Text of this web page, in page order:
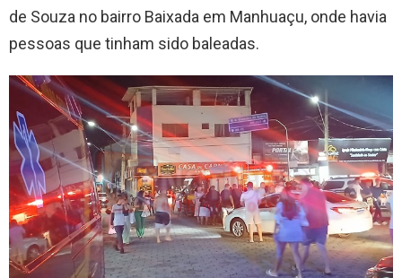
de Souza no bairro Baixada em Manhuaçu, onde havia
pessoas que tinham sido baleadas.